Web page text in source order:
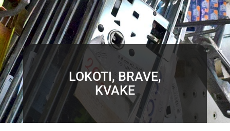
LOKOTI, BRAVE,
KVAKE